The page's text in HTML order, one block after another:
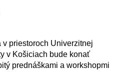
v priestoroch Univerzitnej
v Košiciach bude konať
prednáškami a workshopmi